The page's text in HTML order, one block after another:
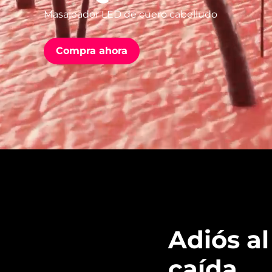
Masajeador LED de cuero cabelludo
Compra ahora
Adiós
issa™ Teeth Whitening Set
FAQ™ Dual LED Panel
POPULAR